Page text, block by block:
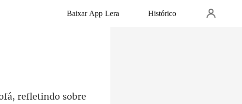
Baixar App Lera Histórico